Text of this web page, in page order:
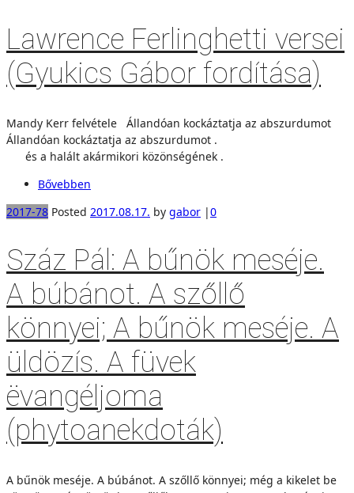
Lawrence Ferlinghetti versei
(Gyukics Gábor fordítása)
Mandy Kerr felvétele Állandóan kockáztatja az abszurdumot
Állandóan kockáztatja az abszurdumot .
és a halált akármikori közönségének .
Bővebben
2017-78 Posted 2017.08.17. by gabor |0
Száz Pál: A bűnök meséje.
A búbánot. A szőllő
könnyei; A bűnök meséje. A
üldözís. A füvek
ëvangéljoma
(phytoanekdoták)
A bűnök meséje. A búbánot. A szőllő könnyei; még a kikelet be